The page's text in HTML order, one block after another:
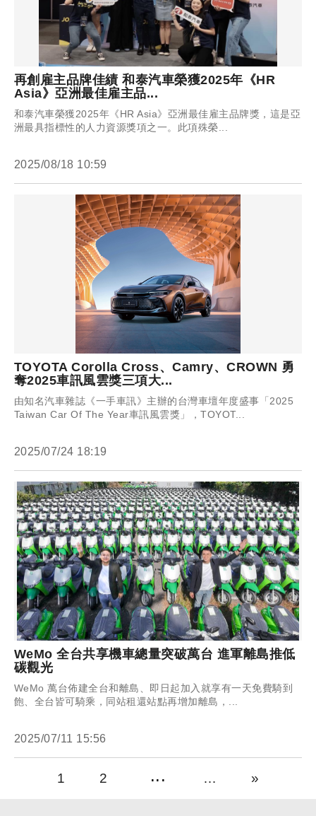
再創雇主品牌佳績 和泰汽車榮獲2025年《HR
Asia》亞洲最佳雇主品...
和泰汽車榮獲2025年《HR Asia》亞洲最佳雇主品牌獎，這是亞
洲最具指標性的人力資源獎項之一。此項殊榮...
2025/08/18 10:59
TOYOTA Corolla Cross、Camry、CROWN 勇
奪2025車訊風雲獎三項大...
由知名汽車雜誌《一手車訊》主辦的台灣車壇年度盛事「2025
Taiwan Car Of The Year車訊風雲獎」，TOYOT...
2025/07/24 18:19
WeMo 全台共享機車總量突破萬台 進軍離島推低
碳觀光
WeMo 萬台佈建全台和離島、即日起加入就享有一天免費騎到
飽、全台皆可騎乘，同站租還站點再增加離島，...
2025/07/11 15:56
1 2 … »